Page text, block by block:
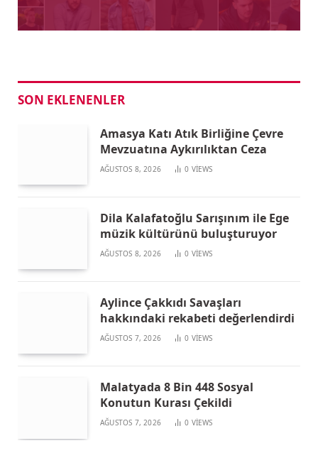
SON EKLENENLER
Amasya Katı Atık Birliğine Çevre
Mevzuatına Aykırılıktan Ceza
AĞUSTOS 8, 2026 0 VIEWS
Dila Kalafatoğlu Sarışınım ile Ege
müzik kültürünü buluşturuyor
AĞUSTOS 8, 2026 0 VIEWS
Aylince Çakkıdı Savaşları
hakkındaki rekabeti değerlendirdi
AĞUSTOS 7, 2026 0 VIEWS
Malatyada 8 Bin 448 Sosyal
Konutun Kurası Çekildi
AĞUSTOS 7, 2026 0 VIEWS